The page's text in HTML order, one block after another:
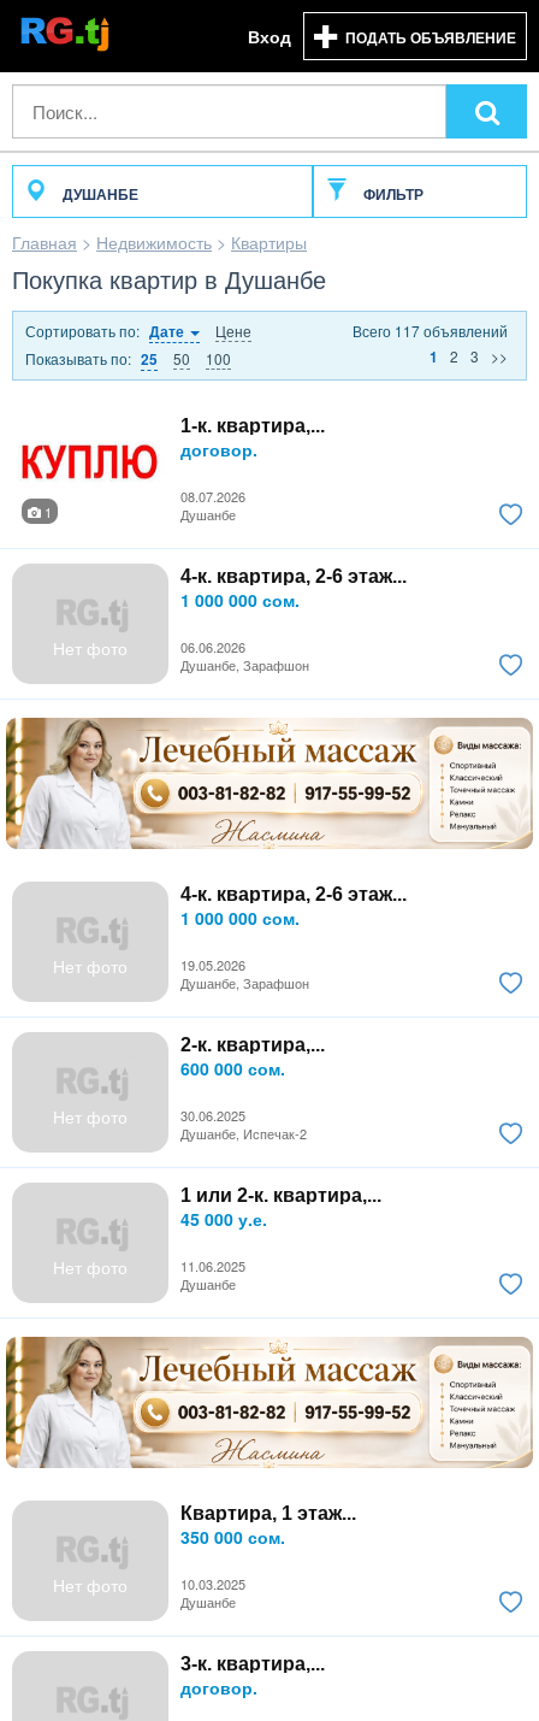
Вход ПОДАТЬ ОБЪЯВЛЕНИЕ
ДУШАНБЕ ФИЛЬТР
Главная > Недвижимость > Квартиры
Покупка квартир в Душанбе
Сортировать по: Дате
Цене
Показывать по: 25 50 100
Всего 117 объявлений
1
2 3 >>
1-к. квартира,...
договор.
08.07.2026
1
Душанбе
Нет фото
4-к. квартира, 2-6 этаж...
1 000 000 сом.
06.06.2026
Душанбе, Зарафшон
Нет фото
4-к. квартира, 2-6 этаж...
1 000 000 сом.
19.05.2026
Душанбе, Зарафшон
Нет фото
2-к. квартира,...
600 000 сом.
30.06.2025
Душанбе, Испечак-2
Нет фото
1 или 2-к. квартира,...
45 000 у.е.
11.06.2025
Душанбе
Нет фото
Квартира, 1 этаж...
350 000 сом.
10.03.2025
Душанбе
3-к. квартира,...
договор.